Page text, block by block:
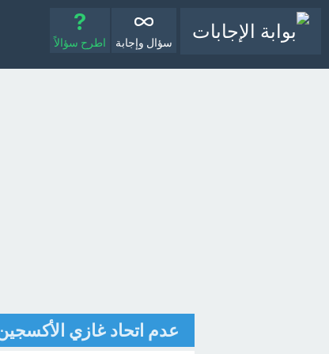
سؤال وإجابة اطرح سؤالاً
عدم اتحاد غازي